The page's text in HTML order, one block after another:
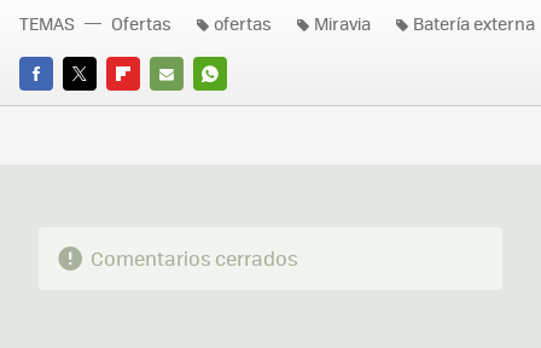
FACEBOOK
TWITTERFLIPBOARD
E-
WHATSAPP
TEMAS Ofertas ofertas Miravia Batería externa
Comentarios cerrados